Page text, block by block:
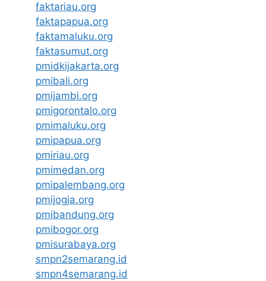
faktariau.org
faktapapua.org
faktamaluku.org
faktasumut.org
pmidkijakarta.org
pmibali.org
pmijambi.org
pmigorontalo.org
pmimaluku.org
pmipapua.org
pmiriau.org
pmimedan.org
pmipalembang.org
pmijogja.org
pmibandung.org
pmibogor.org
pmisurabaya.org
smpn2semarang.id
smpn4semarang.id